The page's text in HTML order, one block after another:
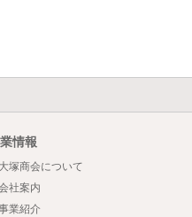
情報
大塚商会について
社案内
業紹介